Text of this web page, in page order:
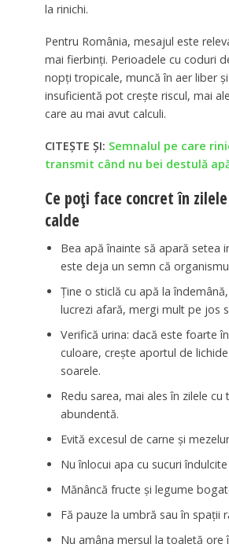
la rinichi.
Pentru România, mesajul este
mai fierbinți. Perioadele cu coduri
nopți tropicale, muncă în aer liber
insuficientă pot crește riscul, mai
care au mai avut calculi.
CITEȘTE ȘI: Semnalul pe care
transmit când nu bei destulă
Ce poți face concret în
calde
Bea apă înainte să apară setea
este deja un semn că
Ține o sticlă cu apă la
lucrezi afară, mergi mult pe jos
Verifică urina: dacă este foarte
culoare, crește aportul de
soarele.
Redu sarea, mai ales în zilele cu
abundentă.
Evită excesul de carne și
Nu înlocui apa cu sucuri
Mănâncă fructe și legume
Fă pauze la umbră sau în spații
Nu amâna mersul la toaletă ore